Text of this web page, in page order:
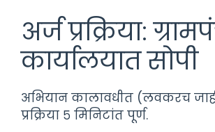
अर्ज प्रक्रिया:
कार्यालयात सोपी
अभियान कालावधीत (लवकरच
प्रक्रिया ५ मिनिटांत पूर्ण.